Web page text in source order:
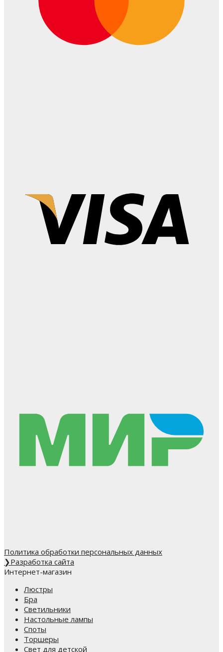
Политика обработки персональных данных
❯Разработка сайта
Интернет-магазин
Люстры
Бра
Светильники
Настольные лампы
Споты
Торшеры
Свет для детской